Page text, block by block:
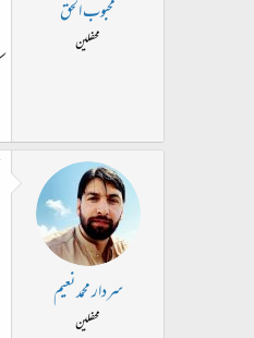
محبوب الحق
محفلین
سردار محمد نعیم
محفلین